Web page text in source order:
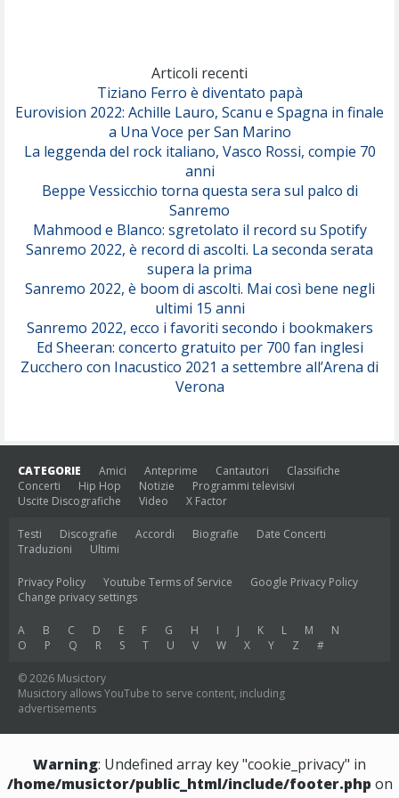
Serenamente
Articoli recenti
Tiziano Ferro è diventato papà
Eurovision 2022: Achille Lauro, Scanu e Spagna in finale
a Una Voce per San Marino
La leggenda del rock italiano, Vasco Rossi, compie 70
anni
Beppe Vessicchio torna questa sera sul palco di
Sanremo
Mahmood e Blanco: sgretolato il record su Spotify
Sanremo 2022, è record di ascolti. La seconda serata
supera la prima
Sanremo 2022, è boom di ascolti. Mai così bene negli
ultimi 15 anni
Sanremo 2022, ecco i favoriti secondo i bookmakers
Ed Sheeran: concerto gratuito per 700 fan inglesi
Zucchero con Inacustico 2021 a settembre all’Arena di
Verona
CATEGORIE Amici Anteprime Cantautori
Classifiche
Concerti
Hip Hop Notizie
Programmi televisivi
Uscite Discografiche
Video X Factor
Testi Discografie Accordi Biografie
Date Concerti
Traduzioni
Ultimi
Privacy Policy Youtube Terms of Service
Google Privacy Policy
Change privacy settings
A B C D E F G H I J K L M
N
O
P Q R S T U V W X Y Z #
© 2026 Musictory
Musictory allows YouTube to serve content, including
advertisements
Warning: Undefined array key "cookie_privacy" in
/home/musictor/public_html/include/footer.php on